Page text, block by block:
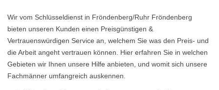
Wir vom Schlüsseldienst in Fröndenberg/Ruhr Fröndenberg
bieten unseren Kunden einen Preisgünstigen &
Vertrauenswürdigen Service an, welchem Sie was den Preis- und
die Arbeit angeht vertrauen können. Hier erfahren Sie in welchen
Gebieten wir Ihnen unsere Hilfe anbieten, und womit sich unsere
Fachmänner umfangreich auskennen.